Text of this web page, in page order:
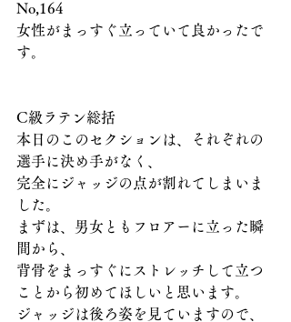
No,164
女性がまっすぐ立っていて良かったで
す。
C級ラテン総括
本日のこのセクションは、それぞれの
選手に決め手がなく、
完全にジャッジの点が割れてしまいま
した。
まずは、男女ともフロアーに立った瞬
間から、
背骨をまっすぐにストレッチして立つ
ことから初めてほしいと思います。
ジャッジは後ろ姿を見ていますので、